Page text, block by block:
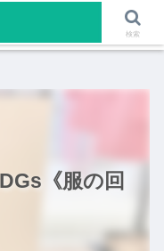
情報を発信！！
《服の回
検索